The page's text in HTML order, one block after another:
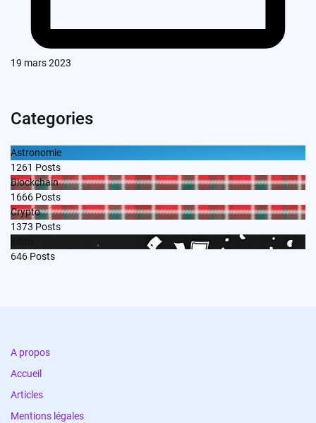
19 mars 2023
Categories
Astronomie
1261 Posts
Blockchain
1666 Posts
Crypto
1373 Posts
646 Posts
A propos
Accueil
Articles
Mentions légales